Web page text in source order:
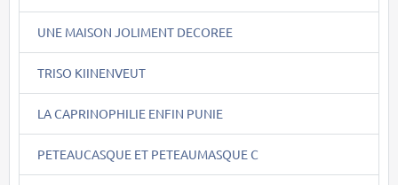
UNE MAISON JOLIMENT DECOREE
TRISO KIINENVEUT
LA CAPRINOPHILIE ENFIN PUNIE
PETEAUCASQUE ET PETEAUMASQUE C